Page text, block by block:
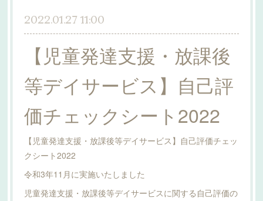
2022.01.27 11:00
【児童発達支援・放課後
等デイサービス】自己評
価チェックシート2022
【児童発達支援・放課後等デイサービス】自己評価チェッ
クシート2022
令和3年11月に実施いたしました
児童発達支援・放課後等デイサービスに関する自己評価の